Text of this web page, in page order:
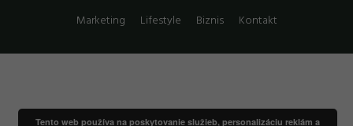
Marketing
Lifestyle Biznis Kontakt
Tento web používa na poskytovanie služieb, personalizáciu reklám a